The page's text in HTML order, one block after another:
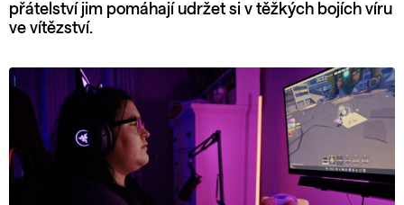
přátelství jim pomáhají udržet si v těžkých bojích víru
ve vítězství.